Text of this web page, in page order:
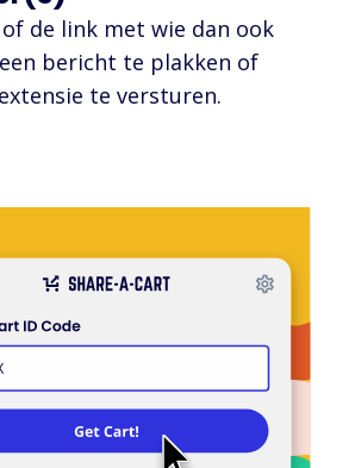
of de link met wie dan ook
bericht te plakken of
te versturen.